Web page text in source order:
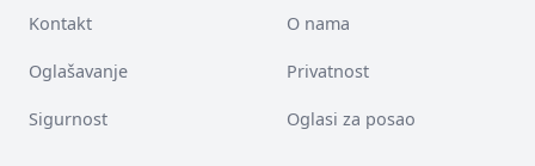
Kontakt O nama
Oglašavanje Privatnost
Sigurnost Oglasi za posao